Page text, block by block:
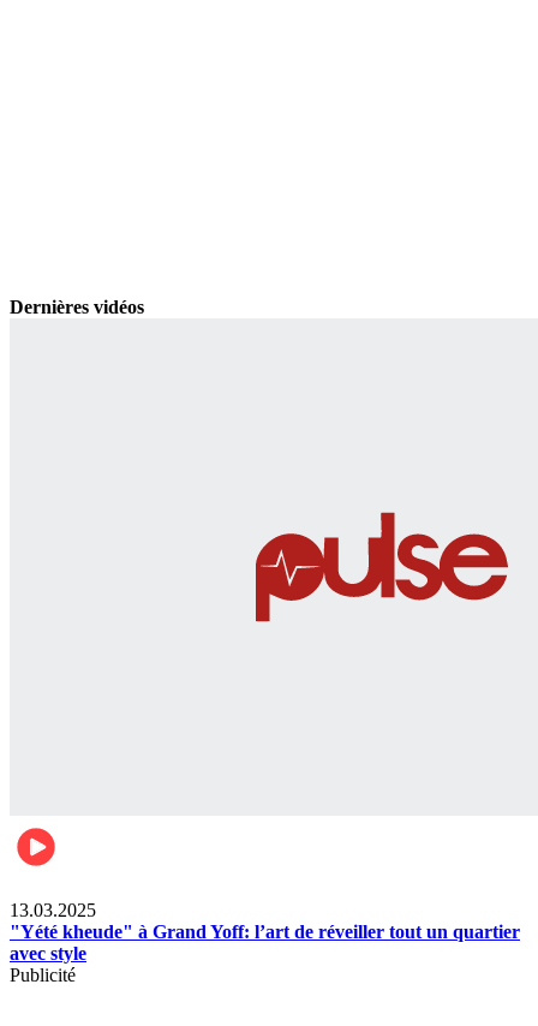
Dernières vidéos
13.03.2025
"Yété kheude" à Grand Yoff: l’art de réveiller tout un quartier
avec style
Publicité